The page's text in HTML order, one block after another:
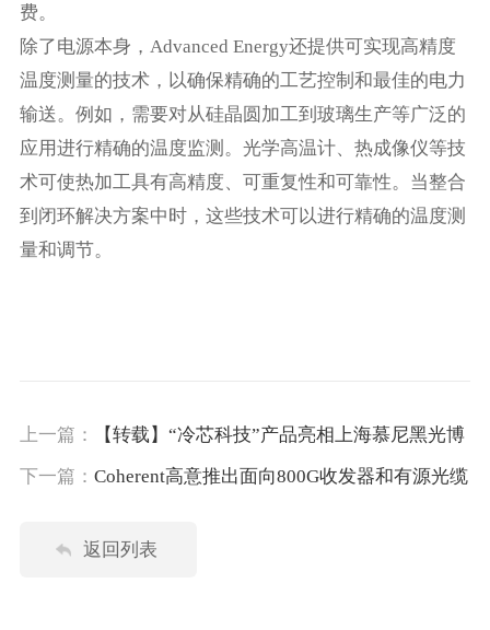
费。
除了电源本身，Advanced Energy还提供可实现高精度
温度测量的技术，以确保精确的工艺控制和最佳的电力
输送。例如，需要对从硅晶圆加工到玻璃生产等广泛的
应用进行精确的温度监测。光学高温计、热成像仪等技
术可使热加工具有高精度、可重复性和可靠性。当整合
到闭环解决方案中时，这些技术可以进行精确的温度测
量和调节。
上一篇：
【转载】“冷芯科技”产品亮相上海慕尼黑光博
会2023 助力光行业高速发展
下一篇： Coherent高意推出面向800G收发器和有源光缆
返回列表